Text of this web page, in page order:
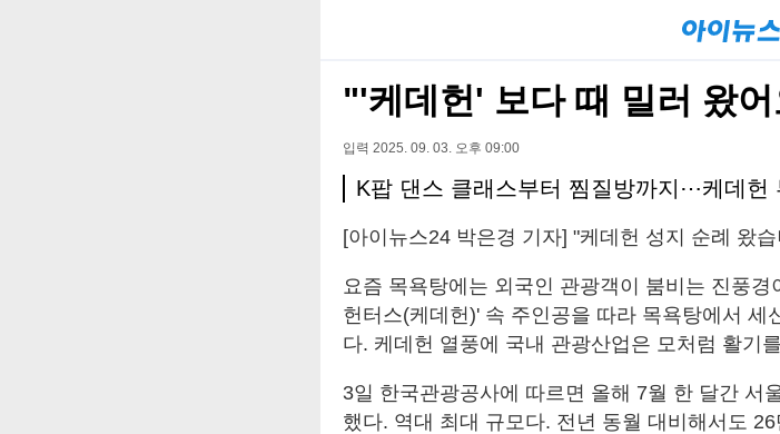
"'케데헌' 보다 때 밀러 왔
입력 2025. 09. 03. 오후 09:00
K팝 댄스 클래스부터 찜질방까지⋯케데헌
[아이뉴스24 박은경 기자] "케데헌 성지 순례 왔
요즘 목욕탕에는 외국인 관광객이 붐비는 진풍
헌터스(케데헌)' 속 주인공을 따라 목욕탕에서 세
다. 케데헌 열풍에 국내 관광산업은 모처럼 활기
3일 한국관광공사에 따르면 올해 7월 한 달간 서
했다. 역대 최대 규모다. 전년 동월 대비해서도